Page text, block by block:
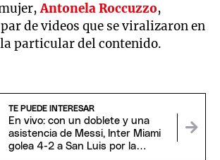
Antonela Roccuzzo,
de videos que se viralizaron en
particular del contenido.
TE PUEDE INTERESAR
En vivo: con un doblete y una
asistencia de Messi, Inter Miami
golea 4-2 a San Luis por la